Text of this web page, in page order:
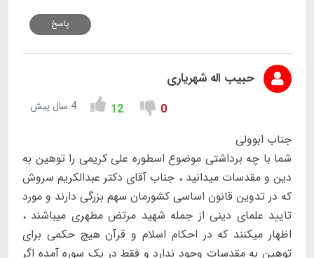
پاسخ
حبیب اله شهریاری
0
12 4 سال پیش
جناب ابوولی
شما با چه برداشتی موضوع اسطوره علی کریمی را توهین به
دین و مقدسات میدانید ، جناب آقای دکتر عبدالکریم سروش
که در تدوین قانون اساسی کشورمان سهم بزرگی دارند و مورد
تایید علمای دینی از جمله شهید مرتض مطهری میباشند ،
اظهار میکنند که در احکام اسلام و قرآن هیچ حکمی برای
توهین به مقدسات وجود ندارد و فقط در یک سوره آمده اگر